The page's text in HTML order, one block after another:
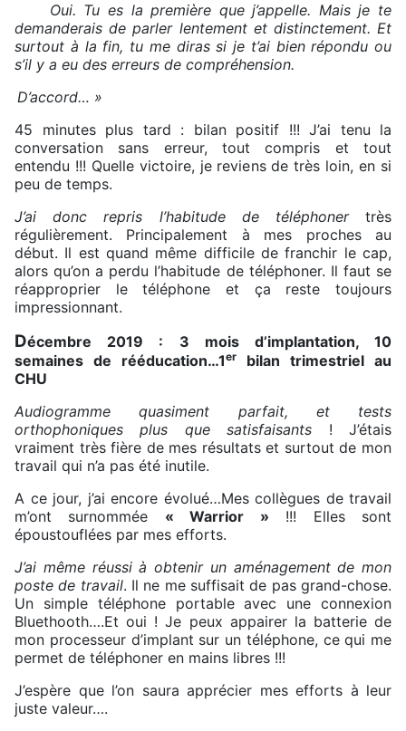
Oui. Tu es la première que j’appelle. Mais je te
demanderais de parler lentement et distinctement. Et
surtout à la fin, tu me diras si je t’ai bien répondu ou
s’il y a eu des erreurs de compréhension.
D’accord… »
45 minutes plus tard : bilan positif !!! J’ai tenu la
conversation sans erreur, tout compris et tout
entendu !!! Quelle victoire, je reviens de très loin, en si
peu de temps.
J’ai donc repris l’habitude de téléphonertrès
régulièrement. Principalement à mes proches au
début. Il est quand même difficile de franchir le cap,
alors qu’on a perdu l’habitude de téléphoner. Il faut se
réapproprier le téléphone et ça reste toujours
impressionnant.
Décembre 2019 : 3 mois d’implantation, 10
semaines de rééducation…1er
bilan trimestriel au
CHU
Audiogramme quasiment parfait, et tests
orthophoniques plus que satisfaisants ! J’étais
vraiment très fière de mes résultats et surtout de mon
travail qui n’a pas été inutile.
A ce jour, j’ai encore évolué…Mes collègues de travail
m’ont surnommée « Warrior » !!! Elles sont
époustouflées par mes efforts.
J’ai même réussi à obtenir un aménagement de mon
poste de travail. Il ne me suffisait de pas grand-chose.
Un simple téléphone portable avec une connexion
Bluethooth….Et oui ! Je peux appairer la batterie de
mon processeur d’implant sur un téléphone, ce qui me
permet de téléphoner en mains libres !!!
J’espère que l’on saura apprécier mes efforts à leur
juste valeur….